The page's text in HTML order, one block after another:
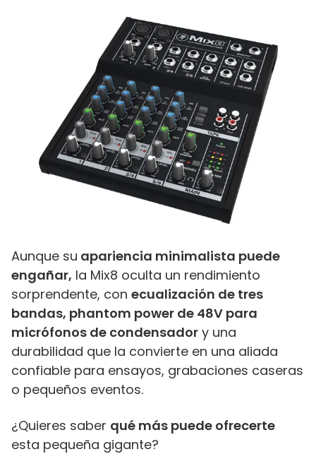
Aunque su apariencia minimalista puede
engañar, la Mix8 oculta un rendimiento
sorprendente, con ecualización de tres
bandas, phantom power de 48V para
micrófonos de condensador y una
durabilidad que la convierte en una aliada
confiable para ensayos, grabaciones caseras
o pequeños eventos.
¿Quieres saber qué más puede ofrecerte
esta pequeña gigante?